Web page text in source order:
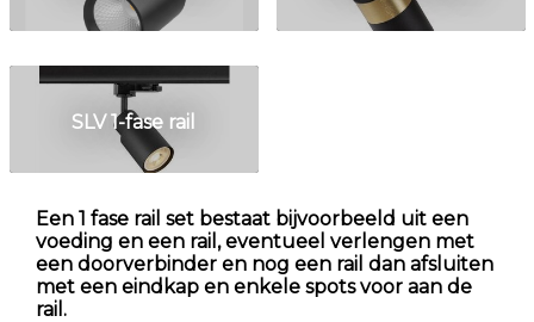
SLV 1-fase rail
Een 1 fase rail set bestaat bijvoorbeeld uit een
voeding en een rail, eventueel verlengen met
een doorverbinder en nog een rail dan afsluiten
met een eindkap en enkele spots voor aan de
rail.